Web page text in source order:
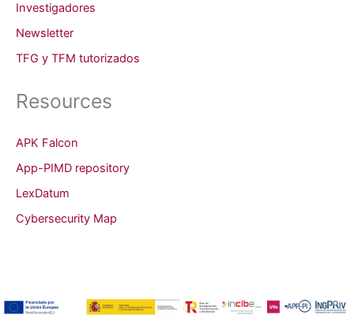
Investigadores
Newsletter
TFG y TFM tutorizados
Resources
APK Falcon
App-PIMD repository
LexDatum
Cybersecurity Map